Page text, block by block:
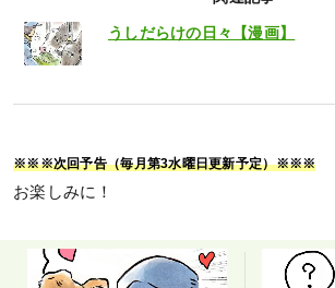
うしだらけの日々【漫画】
※※※次回予告（毎月第3水曜日更新予定）※※※
お楽しみに！